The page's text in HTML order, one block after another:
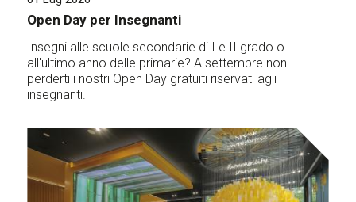
Open Day per Insegnanti
Insegni alle scuole secondarie di I e II grado o
all'ultimo anno delle primarie? A settembre non
perderti i nostri Open Day gratuiti riservati agli
insegnanti.